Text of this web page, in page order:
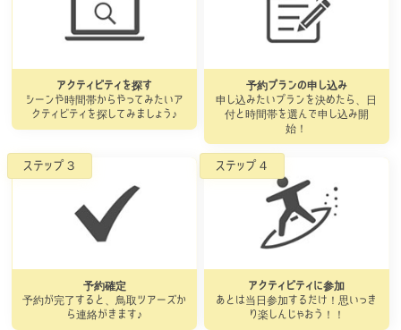
アクティビティを探す
シーンや時間帯からやってみたいア
クティビティを探してみましょう♪
予約プランの申し込み
申し込みたいプランを決めたら、日
付と時間帯を選んで申し込み開
始！
予約確定
予約が完了すると、鳥取ツアーズか
ら連絡がきます♪
アクティビティに参加
あとは当日参加するだけ！思いっき
り楽しんじゃおう！！